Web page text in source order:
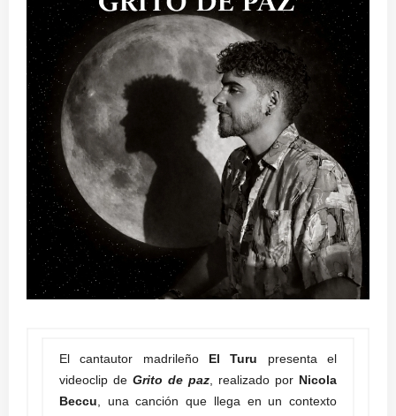
El cantautor madrileño El Turu presenta el
videoclip de Grito de paz , realizado por Nicola
Beccu , una canción que llega en un contexto